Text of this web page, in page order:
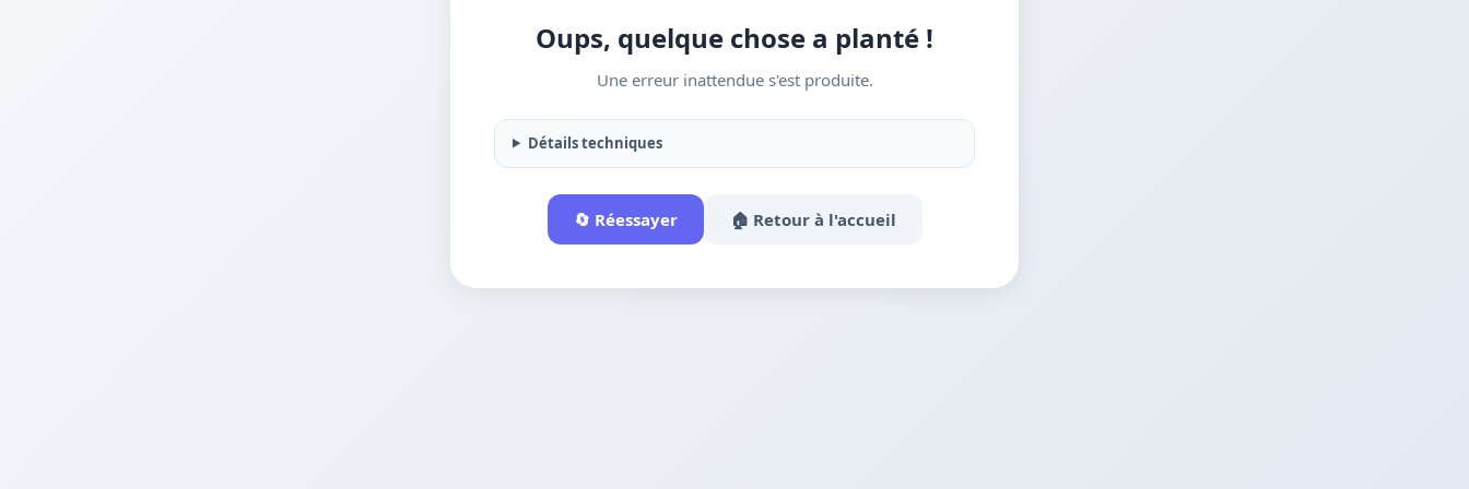
Oups, quelque chose a planté !
Une erreur inattendue s'est produite.
Détails techniques
🔄 Réessayer 🏠 Retour à l'accueil